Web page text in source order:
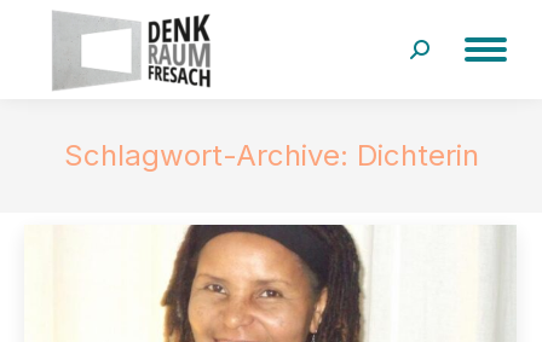
Search:
Schlagwort-Archive: Dichterin